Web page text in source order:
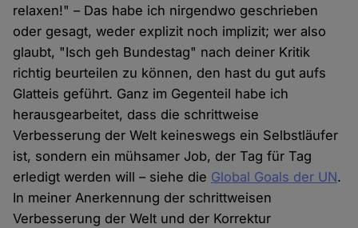
relaxen!" – Das habe ich nirgendwo geschrieben
oder gesagt, weder explizit noch implizit; wer also
glaubt, "Isch geh Bundestag" nach deiner Kritik
richtig beurteilen zu können, den hast du gut aufs
Glatteis geführt. Ganz im Gegenteil habe ich
herausgearbeitet, dass die schrittweise
Verbesserung der Welt keineswegs ein Selbstläufer
ist, sondern ein mühsamer Job, der Tag für Tag
erledigt werden will – siehe die Global Goals der UN.
In meiner Anerkennung der schrittweisen
Verbesserung der Welt und der Korrektur